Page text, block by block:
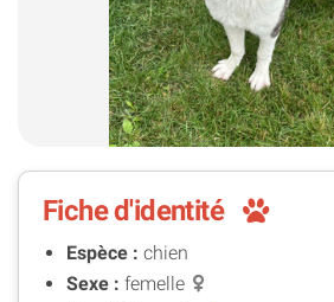
Fiche d'identité
Espèce : chien
Sexe : femelle